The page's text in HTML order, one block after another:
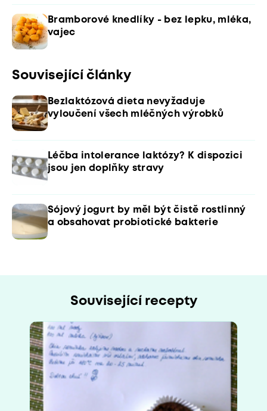
Bramborové knedlíky - bez lepku, mléka,
vajec
Související články
Bezlaktózová dieta nevyžaduje
vyloučení všech mléčných výrobků
Léčba intolerance laktózy? K dispozici
jsou jen doplňky stravy
Sójový jogurt by měl být čistě rostlinný
a obsahovat probiotické bakterie
Související recepty